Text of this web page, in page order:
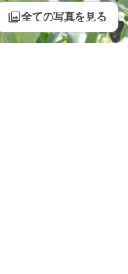
filter全ての写真を見る